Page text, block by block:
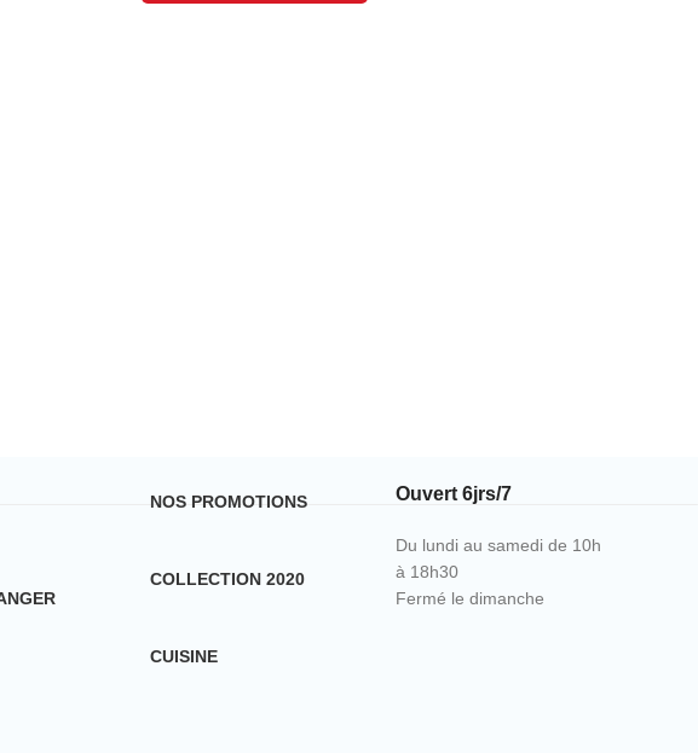
NOS PROMOTIONS
COLLECTION 2020
CUISINE
Ouvert 6jrs/7
Du lundi au samedi de 10h
à 18h30
Fermé le dimanche